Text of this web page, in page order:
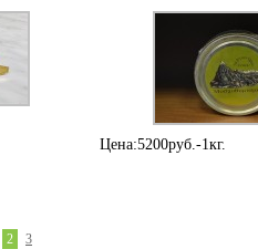
Цена:5200руб.-1кг.
2 3